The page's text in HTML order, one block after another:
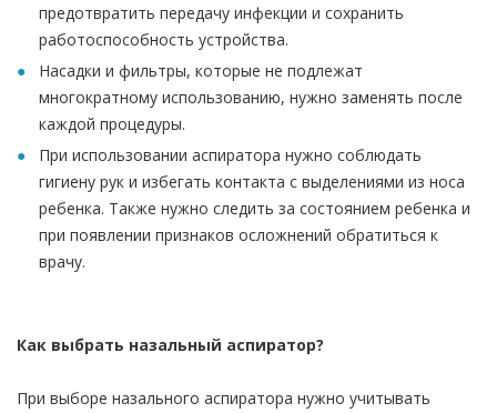
предотвратить передачу инфекции и сохранить
работоспособность устройства.
Насадки и фильтры, которые не подлежат
многократному использованию, нужно заменять после
каждой процедуры.
При использовании аспиратора нужно соблюдать
гигиену рук и избегать контакта с выделениями из носа
ребенка. Также нужно следить за состоянием ребенка и
при появлении признаков осложнений обратиться к
врачу.
Как выбрать назальный аспиратор?
При выборе назального аспиратора нужно учитывать